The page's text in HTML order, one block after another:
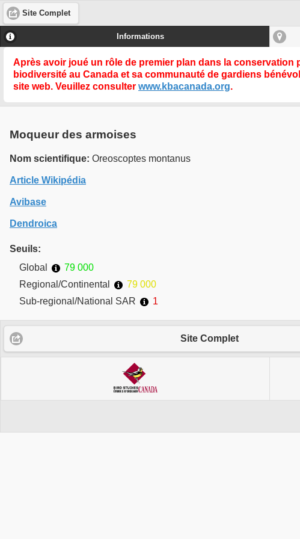
Site Complet
Informations
Après avoir joué un rôle de premier plan dans la
biodiversité au Canada et sa communauté de gardiens
site web. Veuillez consulter www.kbacanada.org.
Moqueur des armoises
Nom scientifique: Oreoscoptes montanus
Article Wikipédia
Avibase
Dendroica
Seuils:
Global
79 000
Regional/Continental
79 000
Sub-regional/National SAR
1
Site Complet